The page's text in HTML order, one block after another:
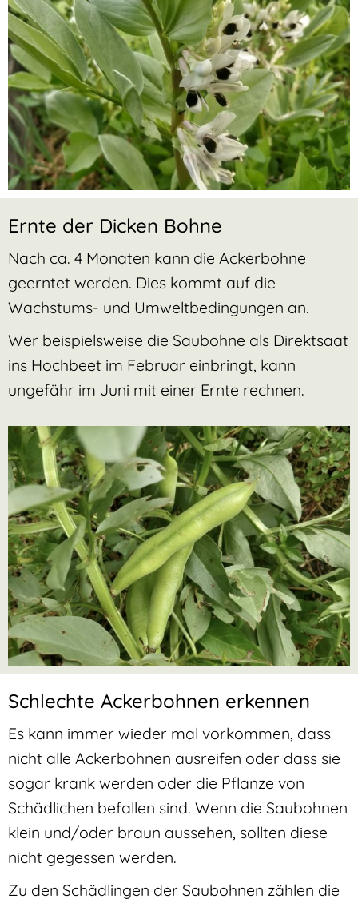
Ernte der Dicken Bohne
Nach ca. 4 Monaten kann die Ackerbohne
geerntet werden. Dies kommt auf die
Wachstums- und Umweltbedingungen an.
Wer beispielsweise die Saubohne als Direktsaat
ins Hochbeet im Februar einbringt, kann
ungefähr im Juni mit einer Ernte rechnen.
Schlechte Ackerbohnen erkennen
Es kann immer wieder mal vorkommen, dass
nicht alle Ackerbohnen ausreifen oder dass sie
sogar krank werden oder die Pflanze von
Schädlichen befallen sind. Wenn die Saubohnen
klein und/oder braun aussehen, sollten diese
nicht gegessen werden.
Zu den Schädlingen der Saubohnen zählen die